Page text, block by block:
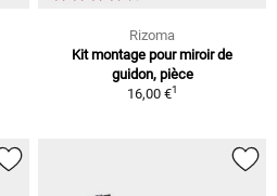
Rizoma
Kit montage pour miroir de
guidon, pièce
16,00 €1